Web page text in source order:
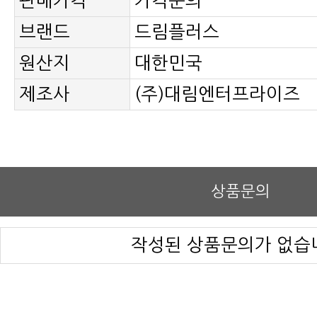
브랜드
드림플러스
원산지
대한민국
제조사
(주)대림엔터프라이즈
상품문의
작성된 상품문의가 없습